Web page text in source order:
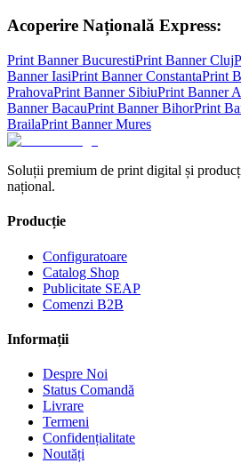
Acoperire Națională Express:
Print BannerBucurestiPrint BannerCluj
BannerIasiPrint BannerConstantaPrint
PrahovaPrint Banner SibiuPrint Banner
BannerBacauPrint BannerBihorPrint
BrailaPrint BannerMures
Soluții premium de print digital și
național.
Producție
Configuratoare
Catalog Shop
Publicitate SEAP
Comenzi B2B
Informații
Despre Noi
Status Comandă
Livrare
Termeni
Confidențialitate
Noutăți